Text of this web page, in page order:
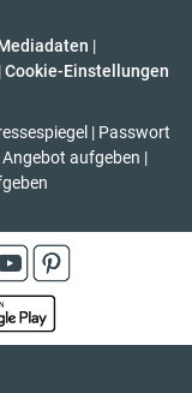
|
| Cookie-Einstellungen
| Passwort
Angebot aufgeben |